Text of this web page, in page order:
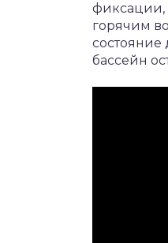
фиксации,
горячим
состояние
бассейн